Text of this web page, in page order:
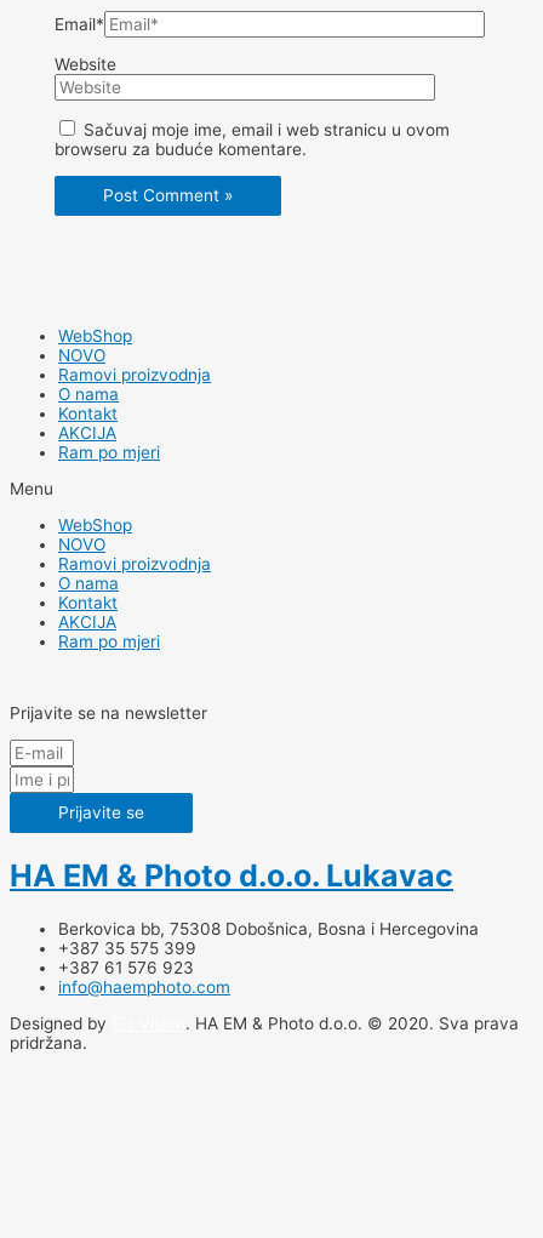
Email*
Website
Sačuvaj moje ime, email i web stranicu u ovom
browseru za buduće komentare.
WebShop
NOVO
Ramovi proizvodnja
O nama
Kontakt
AKCIJA
Ram po mjeri
Menu
WebShop
NOVO
Ramovi proizvodnja
O nama
Kontakt
AKCIJA
Ram po mjeri
Prijavite se na newsletter
Prijavite se
HA EM & Photo d.o.o. Lukavac
Berkovica bb, 75308 Dobošnica, Bosna i Hercegovina
+387 35 575 399
+387 61 576 923
info@haemphoto.com
Designed by
. HA EM & Photo d.o.o. © 2020. Sva prava
pridržana.